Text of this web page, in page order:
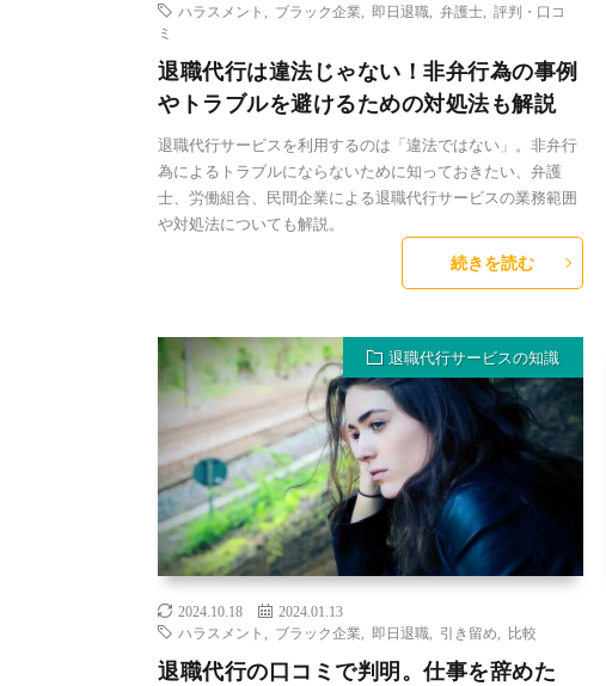
ハラスメント
ブラック企業 即日退職 弁護士
評判・口コ
ミ
退職代行は違法じゃない！非弁行為の事例
やトラブルを避けるための対処法も解説
退職代行サービスを利用するのは「違法ではない」。非弁行
為によるトラブルにならないために知っておきたい、弁護
士、労働組合、民間企業による退職代行サービスの業務範囲
や対処法についても解説。
続きを読む
退職代行サービスの知識
2024.10.18
2024.01.13
ハラスメント
ブラック企業 即日退職 引き留め 比較
退職代行の口コミで判明。仕事を辞めた